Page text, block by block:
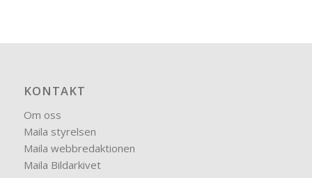
KONTAKT
Om oss
Maila styrelsen
Maila webbredaktionen
Maila Bildarkivet